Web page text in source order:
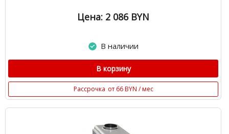
Цена: 2 086 BYN
В наличии
В корзину
Рассрочка от 66 BYN / мес